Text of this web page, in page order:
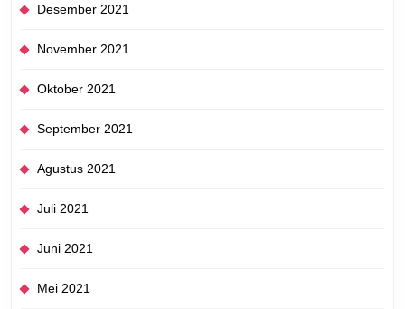
Desember 2021
November 2021
Oktober 2021
September 2021
Agustus 2021
Juli 2021
Juni 2021
Mei 2021